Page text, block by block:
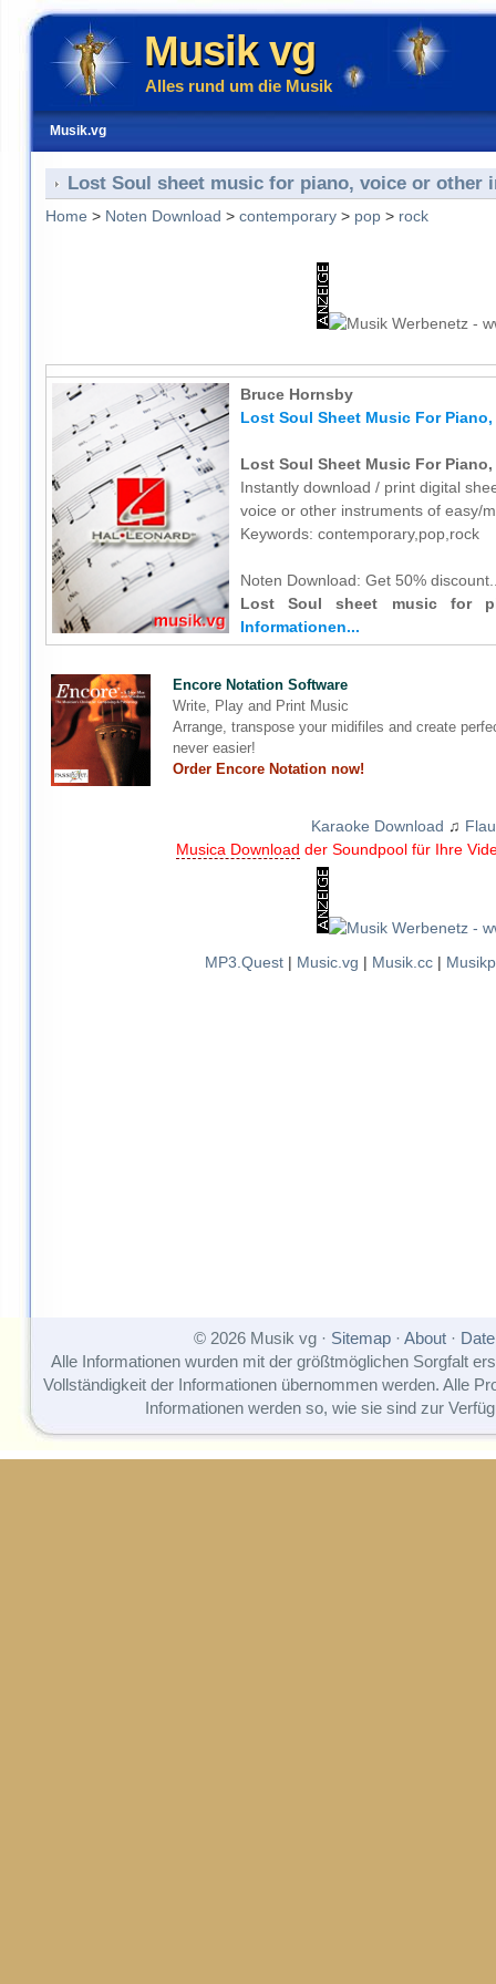
Musik vg
Alles rund um die Musik
Musik.vg
Lost Soul sheet music for piano, voice or other
Home > Noten Download > contemporary> pop> rock
Bruce Hornsby
Lost Soul Sheet Music For
Lost Soul Sheet Music For
Instantly download / print digital
voice or other instruments of easy/
Keywords: contemporary,pop,rock
Noten Download: Get 50%
Lost Soul sheet music for
Informationen...
Encore Notation Software
Write, Play and Print Music
Arrange, transpose your midifiles and create
never easier!
Order Encore Notation now!
Karaoke Download ♫
Musica Download der Soundpool für Ihre
MP3.Quest| Music.vg | Musik.cc|
© 2026 Musik vg · Sitemap· About·
Alle Informationen wurden mit der größtmöglichen Sorgfalt
Vollständigkeit der Informationen übernommen werden. Alle
Informationen werden so, wie sie sind zur